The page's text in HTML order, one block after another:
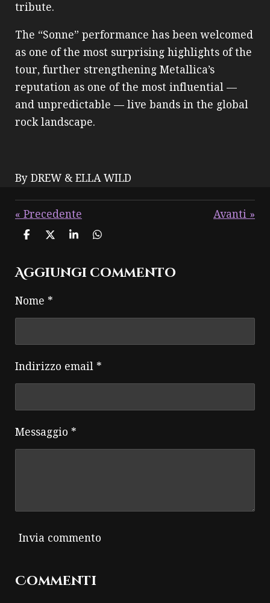
tribute.
The “Sonne” performance has been welcomed
as one of the most surprising highlights of the
tour, further strengthening Metallica’s
reputation as one of the most influential —
and unpredictable — live bands in the global
rock landscape.
By DREW & ELLA WILD
« Precedente Avanti »
C
d
i
i
d
C
d
v
d
C
d
d
C
d
d
Aggiungi commento
Nome *
Indirizzo email *
Messaggio *
Invia commento
Commenti